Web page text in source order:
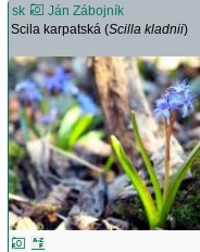
sk
Ján Zábojník
Scila karpatská (Scilla kladnii)